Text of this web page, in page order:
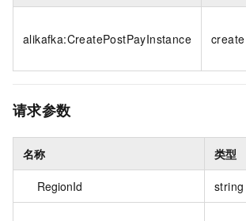
alikafka:CreatePostPayInstance create
请求参数
名称 类型
RegionId string